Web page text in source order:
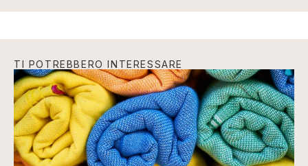
TI POTREBBERO INTERESSARE